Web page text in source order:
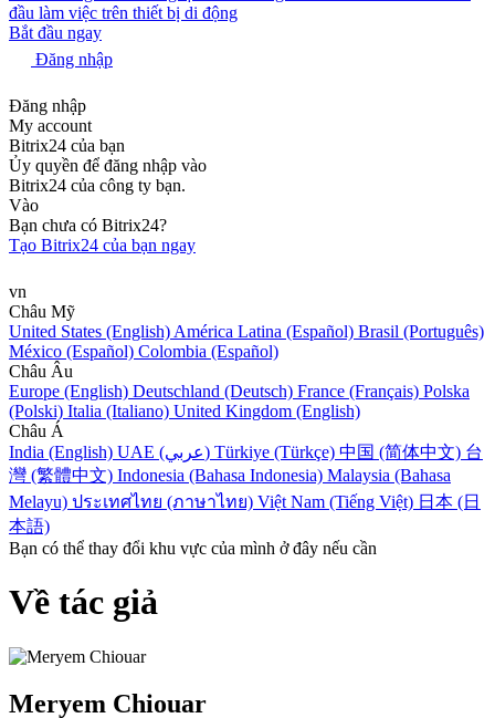
đầu làm việc trên thiết bị di động
Bắt đầu ngay
Đăng nhập
Đăng nhập
My account
Bitrix24 của bạn
Ủy quyền để đăng nhập vào
Bitrix24 của công ty bạn.
Vào
Bạn chưa có Bitrix24?
Tạo Bitrix24 của bạn ngay
vn
Châu Mỹ
United States (English) América Latina (Español) Brasil (Português)
México (Español) Colombia (Español)
Châu Âu
Europe (English) Deutschland (Deutsch) France (Français) Polska
(Polski) Italia (Italiano) United Kingdom (English)
Châu Á
India (English)
UAE (عربي) Türkiye (Türkçe) 中国 (简体中文) 台
灣 (繁體中文) Indonesia (Bahasa Indonesia) Malaysia (Bahasa
Melayu) ประเทศไทย (ภาษาไทย) Việt Nam (Tiếng Việt) 日本 (日
本語)
Bạn có thể thay đổi khu vực của mình ở đây nếu cần
Về tác giả
Meryem Chiouar